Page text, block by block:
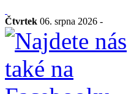
Čtvrtek 06. srpna 2026 -